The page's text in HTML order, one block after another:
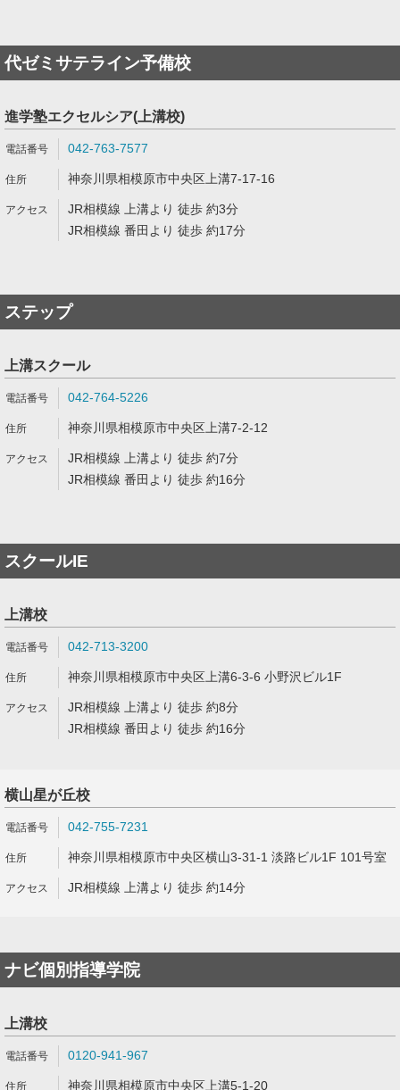
代ゼミサテライン予備校
進学塾エクセルシア(上溝校)
042-763-7577
神奈川県相模原市中央区上溝7-17-16
JR相模線 上溝より 徒歩 約3分
JR相模線 番田より 徒歩 約17分
ステップ
上溝スクール
042-764-5226
神奈川県相模原市中央区上溝7-2-12
JR相模線 上溝より 徒歩 約7分
JR相模線 番田より 徒歩 約16分
スクールIE
上溝校
042-713-3200
神奈川県相模原市中央区上溝6-3-6 小野沢ビル1F
JR相模線 上溝より 徒歩 約8分
JR相模線 番田より 徒歩 約16分
横山星が丘校
042-755-7231
神奈川県相模原市中央区横山3-31-1 淡路ビル1F 101号室
JR相模線 上溝より 徒歩 約14分
ナビ個別指導学院
上溝校
0120-941-967
神奈川県相模原市中央区上溝5-1-20